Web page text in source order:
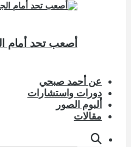
أصعب تحد أمام
عن أحمد صبحي
دورات واستشارات
ألبوم الصور
مقالات